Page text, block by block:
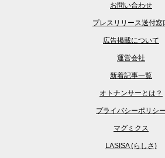
お問い合わせ
プレスリリース送付窓
広告掲載について
運営会社
新着記事一覧
オトナンサーとは？
プライバシーポリシー
マグミクス
LASISA (らしさ)